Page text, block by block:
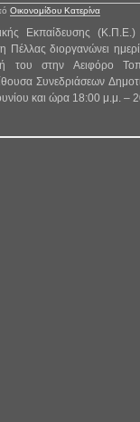
Οικονομίδου Κατερίνα
Εκπαίδευσης
Πέλλας διοργανώνει
του στην Αειφόρο
Συνεδριάσεων
και ώρα 18:00 μ.μ. –